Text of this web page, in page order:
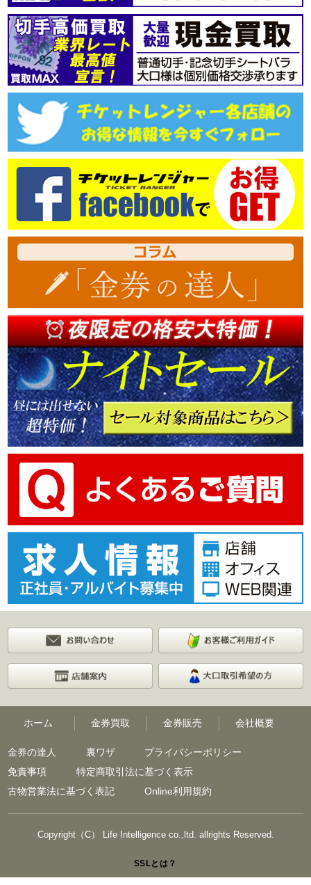
ホーム 金券買取 金券販売 会社概要
金券の達人 裏ワザ
プライバシーポリシー
免責事項
特定商取引法に基づく表示
古物営業法に基づく表記
Online利用規約
Copyright（C） Life Intelligence co.,ltd. allrights Reserved.
SSLとは？